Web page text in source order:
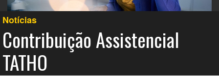
Notícias
Contribuição Assistencial
TATHO